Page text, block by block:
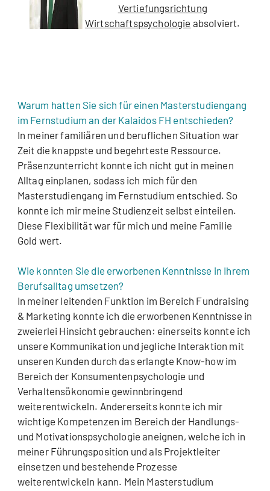
Vertiefungsrichtung
Wirtschaftspsychologie absolviert.
Warum hatten Sie sich für einen Masterstudiengang
im Fernstudium an der Kalaidos FH entschieden?
In meiner familiären und beruflichen Situation war
Zeit die knappste und begehrteste Ressource.
Präsenzunterricht konnte ich nicht gut in meinen
Alltag einplanen, sodass ich mich für den
Masterstudiengang im Fernstudium entschied. So
konnte ich mir meine Studienzeit selbst einteilen.
Diese Flexibilität war für mich und meine Familie
Gold wert.
Wie konnten Sie die erworbenen Kenntnisse in Ihrem
Berufsalltag umsetzen?
In meiner leitenden Funktion im Bereich Fundraising
& Marketing konnte ich die erworbenen Kenntnisse in
zweierlei Hinsicht gebrauchen: einerseits konnte ich
unsere Kommunikation und jegliche Interaktion mit
unseren Kunden durch das erlangte Know-how im
Bereich der Konsumentenpsychologie und
Verhaltensökonomie gewinnbringend
weiterentwickeln. Andererseits konnte ich mir
wichtige Kompetenzen im Bereich der Handlungs-
und Motivationspsychologie aneignen, welche ich in
meiner Führungsposition und als Projektleiter
einsetzen und bestehende Prozesse
weiterentwickeln kann. Mein Masterstudium